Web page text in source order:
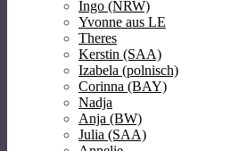
Ingo (NRW)
Yvonne aus LE
Theres
Kerstin (SAA)
Izabela (polnisch)
Corinna (BAY)
Nadja
Anja (BW)
Julia (SAA)